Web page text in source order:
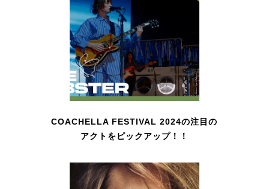
COACHELLA FESTIVAL 2024の注目の
アクトをピックアップ！！